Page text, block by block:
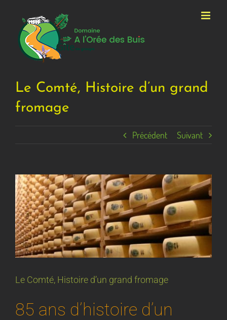
contenu
Le Comté, Histoire d’un grand
fromage
Précédent Suivant
Voir
l'image
agrandie
Le Comté, Histoire d’un grand fromage
85 ans d’histoire d’un